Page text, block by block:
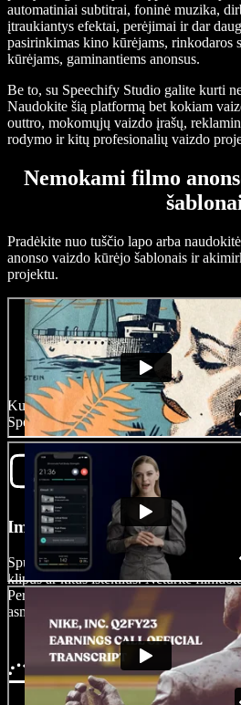
automatiniai subtitrai, foninė muzika,
įtraukiantys efektai, perėjimai ir dar
pasirinkimas kino kūrėjams, rinkodaros
kūrėjams, gaminantiems anonsus.
Be to, su Speechify Studio galite kurti
Naudokite šią platformą bet kokiam
outtro, mokomųjų vaizdo įrašų,
rodymo ir kitų profesionalių vaizdo
Nemokami filmo
Pradėkite nuo tuščio lapo arba
anonso vaizdo kūrėjo šablonais ir
projektu.
Kaip per kelias
anonsą
Kurkite užburiančius filmo anonsus vos
Speechify Studio.
Importuokite savo vaizdo įrašą
Spustelėkite „Paveikslėliai/Vaizdo
klipus ar kitus išteklius. Neturite
Peržvelkite mūsų filmuotų kadrų
asmeniniams, tiek komerciniams filmų